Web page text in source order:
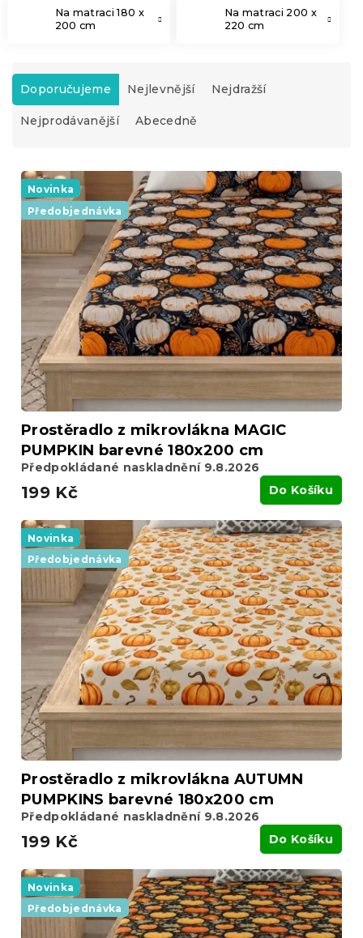
Na matraci 180 x
200 cm
Na matraci 200 x
220 cm
Ř
z
e
p
d
u
k
Doporučujeme Nejlevnější Nejdražší
Nejprodávanější Abecedně
V
p
p
o
k
ů
Novinka
Předobjednávka
Prostěradlo z mikrovlákna MAGIC
PUMPKIN barevné 180x200 cm
Předpokládané naskladnění 9.8.2026
199 Kč Do Košíku
Novinka
Předobjednávka
Prostěradlo z mikrovlákna AUTUMN
PUMPKINS barevné 180x200 cm
Předpokládané naskladnění 9.8.2026
199 Kč Do Košíku
Novinka
Předobjednávka